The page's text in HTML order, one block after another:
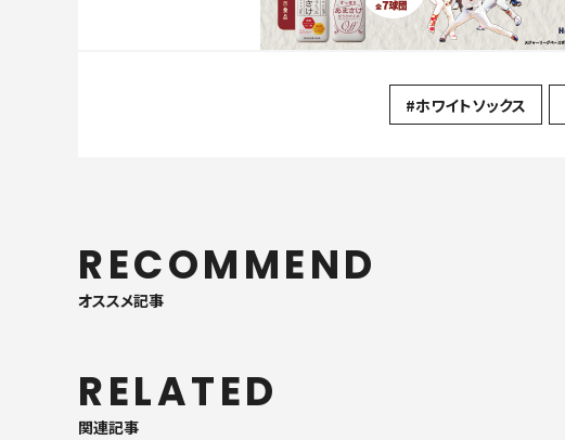
#ホワイトソックス
RECOMMEND
オススメ記事
RELATED
関連記事